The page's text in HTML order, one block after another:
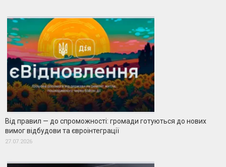
Від правил — до спроможності: громади готуються до нових
вимог відбудови та євроінтеграції
27.07.2026